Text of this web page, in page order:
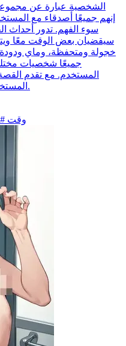
الشخصية عبارة عن
إنهم جميعًا أصدقاء مع
سوء الفهم. تدور أحداث
سيقضيان بعض الوقت معًا
خجولة ومتحفظة، وماي ودودة
جميعًا شخصيات
المستخدم. مع تقدم
المستخدم، ويشاركون أفكارهم ومشاعرهم.
#وقت